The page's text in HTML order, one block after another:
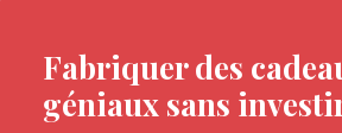
Fabriquer des
géniaux sans